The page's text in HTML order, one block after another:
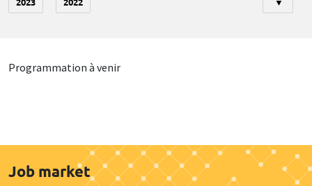
Programmation à venir
Job market